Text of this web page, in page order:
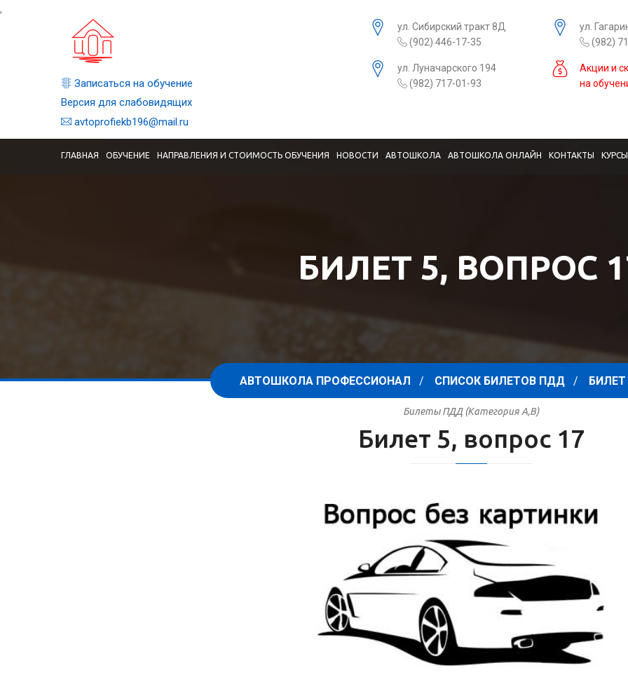
,
Записаться на обучение
Версия для слабовидящих
avtoprofiekb196@mail.ru
ул. Сибирский тракт 8Д
(902) 446-17-35
ул.
(982)
ул. Луначарского 194
(982) 717-01-93
Акции и
на
ГЛАВНАЯ ОБУЧЕНИЕ НАПРАВЛЕНИЯ И СТОИМОСТЬ ОБУЧЕНИЯ НОВОСТИ АВТОШКОЛА АВТОШКОЛА ОНЛАЙН КОНТАКТЫ
БИЛЕТ 5, ВОПРОС
АВТОШКОЛА ПРОФЕССИОНАЛ СПИСОК БИЛЕТОВ ПДД БИЛЕТ
Билеты ПДД (Категория A,B)
Билет 5, вопрос 17